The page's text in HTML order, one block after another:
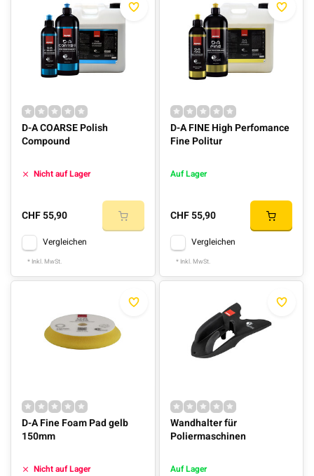
D-A COARSE Polish
Compound
Nicht auf Lager
CHF 55,90
Vergleichen
* Inkl. MwSt.
D-A FINE High Perfomance
Fine Politur
Auf Lager
CHF 55,90
Vergleichen
* Inkl. MwSt.
D-A Fine Foam Pad gelb
150mm
Nicht auf Lager
Wandhalter für
Poliermaschinen
Auf Lager